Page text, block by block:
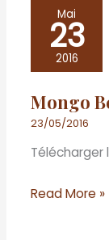
Mai
23
2016
Mongo
23/05/2016
Télécharger
Mongo
Beti
engagé
Read More »